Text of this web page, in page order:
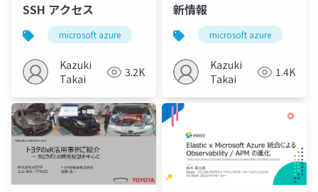
SSH アクセス
microsoft azure azure arc ssh rdp
Kazuki
Takai
3.2K
新情報
microsoft azure
Kazuki
Takai
1.4K